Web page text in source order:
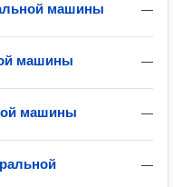
—
машины
—
машины
—
машины
—